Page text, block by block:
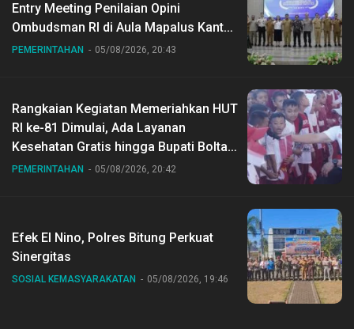
Entry Meeting Penilaian Opini
Ombudsman RI di Aula Mapalus Kantur
Gubernur Sulut
PEMERINTAHAN 05/08/2026, 20:43
Rangkaian Kegiatan Memeriahkan HUT
RI ke-81 Dimulai, Ada Layanan
Kesehatan Gratis hingga Bupati Boltara
Dr Sirajudin Lasena Ikut Jalan Sehat
PEMERINTAHAN 05/08/2026, 20:42
Efek El Nino, Polres Bitung Perkuat
Sinergitas
SOSIAL KEMASYARAKATAN 05/08/2026, 19:46